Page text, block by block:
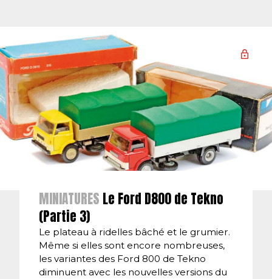
MINIATURES Le Ford D800 de Tekno
(Partie 3)
Le plateau à ridelles bâché et le grumier.
Même si elles sont encore nombreuses,
les variantes des Ford 800 de Tekno
diminuent avec les nouvelles versions du